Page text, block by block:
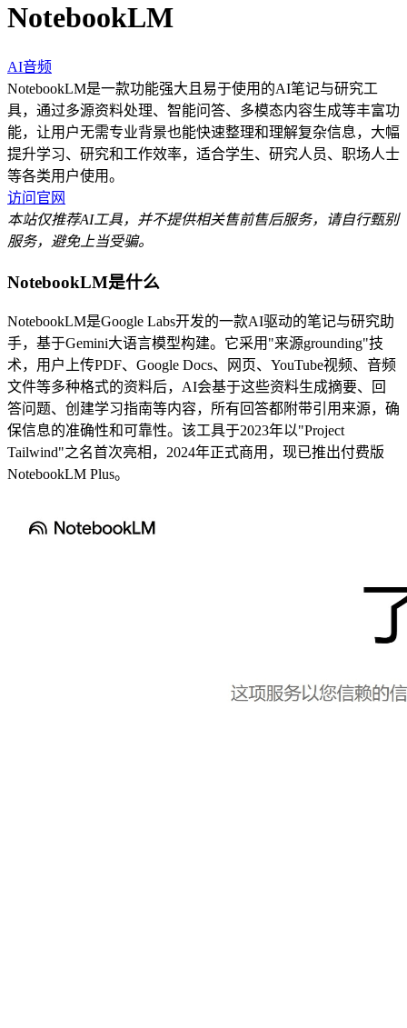
NotebookLM
AI音频
NotebookLM是一款功能强大且易于使用的AI笔记与研究工
具，通过多源资料处理、智能问答、多模态内容生成等丰富功
能，让用户无需专业背景也能快速整理和理解复杂信息，大幅
提升学习、研究和工作效率，适合学生、研究人员、职场人士
等各类用户使用。
访问官网
本站仅推荐AI工具，并不提供相关售前售后服务，请自行甄别
服务，避免上当受骗。
NotebookLM是什么
NotebookLM是Google Labs开发的一款AI驱动的笔记与研究助
手，基于Gemini大语言模型构建。它采用"来源grounding"技
术，用户上传PDF、Google Docs、网页、YouTube视频、音频
文件等多种格式的资料后，AI会基于这些资料生成摘要、回
答问题、创建学习指南等内容，所有回答都附带引用来源，确
保信息的准确性和可靠性。该工具于2023年以"Project
Tailwind"之名首次亮相，2024年正式商用，现已推出付费版
NotebookLM Plus。